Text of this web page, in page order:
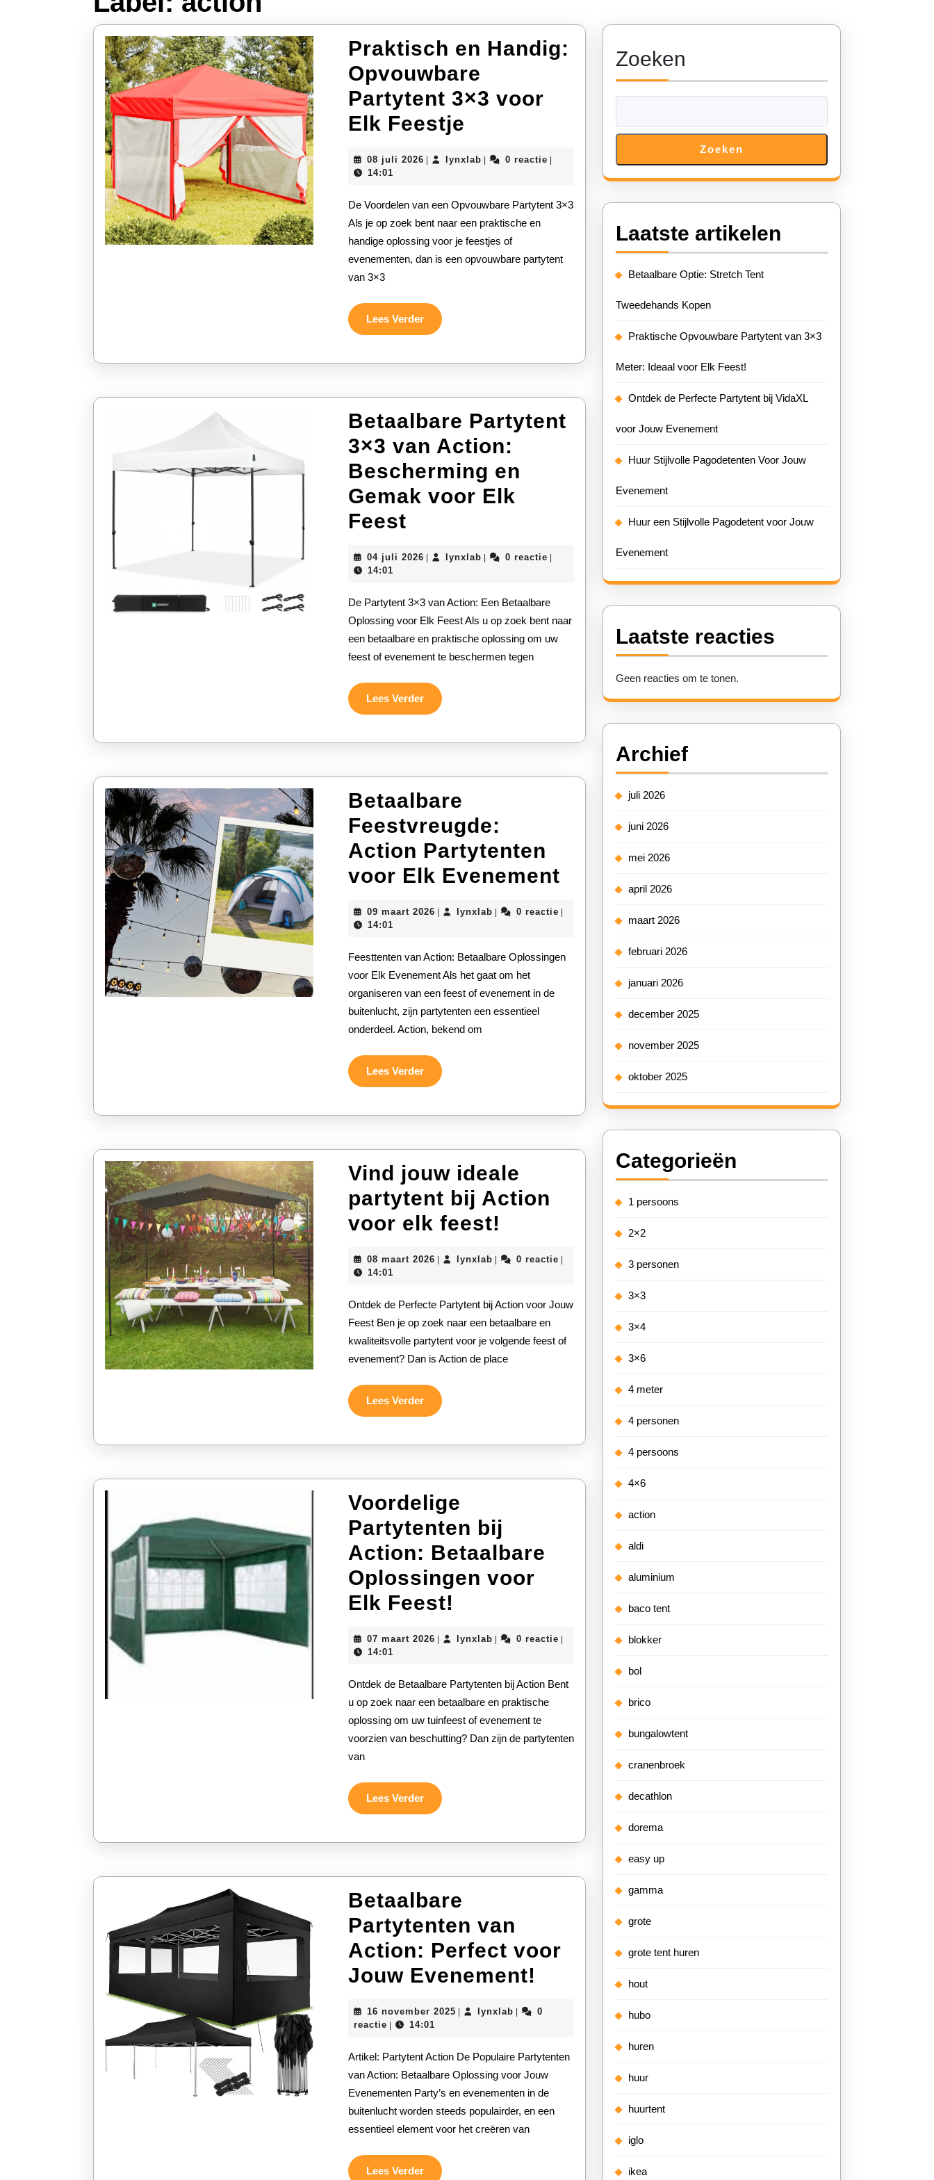
Praktisch en Handig:
Opvouwbare
Partytent 3×3 voor
Elk Feestje
Handig:
Opvouwbare
Partytent
3×3
voor
08 juli 202608
lynxlablynxlab0 reactie
14:01
De Voordelen van een Opvouwbare Partytent 3×3
Als je op zoek bent naar een praktische en
handige oplossing voor je feestjes of
evenementen, dan is een opvouwbare partytent
van 3×3
Lees VerderLees
Verder
Betaalbare Partytent
3×3 van Action:
Bescherming en
Gemak voor Elk
FeestBetaalbare
3×3
van
Action:
Bescherming
Gemak
voor
Elk
Feest
04 juli 202604
lynxlablynxlab0 reactie
14:01
De Partytent 3×3 van Action: Een Betaalbare
Oplossing voor Elk Feest Als u op zoek bent naar
een betaalbare en praktische oplossing om uw
feest of evenement te beschermen tegen
Lees VerderLees
Verder
Betaalbare
Feestvreugde:
Action Partytenten
voor Elk EvenementBetaalbare
Feestvreugde:
Action
Partytenten
Evenement
09 maart 202609
lynxlablynxlab0 reactie
14:01
Feesttenten van Action: Betaalbare Oplossingen
voor Elk Evenement Als het gaat om het
organiseren van een feest of evenement in de
buitenlucht, zijn partytenten een essentieel
onderdeel. Action, bekend om
Lees VerderLees
Verder
Vind jouw ideale
partytent bij Action
voor elk feest!
ideale
partytent
bij
Action
08 maart 202608
lynxlablynxlab0 reactie
14:01
Ontdek de Perfecte Partytent bij Action voor Jouw
Feest Ben je op zoek naar een betaalbare en
kwaliteitsvolle partytent voor je volgende feest of
evenement? Dan is Action de place
Lees VerderLees
Verder
Voordelige
Partytenten bij
Action: Betaalbare
Oplossingen voor
Elk Feest!
bij
Action:
Betaalbare
Oplossingen
voor
07 maart 202607
lynxlablynxlab0 reactie
14:01
Ontdek de Betaalbare Partytenten bij Action Bent
u op zoek naar een betaalbare en praktische
oplossing om uw tuinfeest of evenement te
voorzien van beschutting? Dan zijn de partytenten
van
Lees VerderLees
Verder
Betaalbare
Partytenten van
Action: Perfect voor
Jouw Evenement! Betaalbare
Action:
Perfect
voor
Evenement!
16 november 202516
lynxlablynxlab
0
reactie
14:01
Artikel: Partytent Action De Populaire Partytenten
van Action: Betaalbare Oplossing voor Jouw
Evenementen Party’s en evenementen in de
buitenlucht worden steeds populairder, en een
essentieel element voor het creëren van
Lees VerderLees
Zoeken
Zoeken
Laatste artikelen
Betaalbare Optie: Stretch Tent
Tweedehands Kopen
Praktische Opvouwbare Partytent van 3×3
Meter: Ideaal voor Elk Feest!
Ontdek de Perfecte Partytent bij VidaXL
voor Jouw Evenement
Huur Stijlvolle Pagodetenten Voor Jouw
Evenement
Huur een Stijlvolle Pagodetent voor Jouw
Evenement
Laatste reacties
Geen reacties om te tonen.
Archief
juli 2026
juni 2026
mei 2026
april 2026
maart 2026
februari 2026
januari 2026
december 2025
november 2025
oktober 2025
Categorieën
1 persoons
2×2
3 personen
3×3
3×4
3×6
4 meter
4 personen
4 persoons
4×6
action
aldi
aluminium
baco tent
blokker
bol
brico
bungalowtent
cranenbroek
decathlon
dorema
easy up
gamma
grote
grote tent huren
hout
hubo
huren
huur
huurtent
iglo
ikea